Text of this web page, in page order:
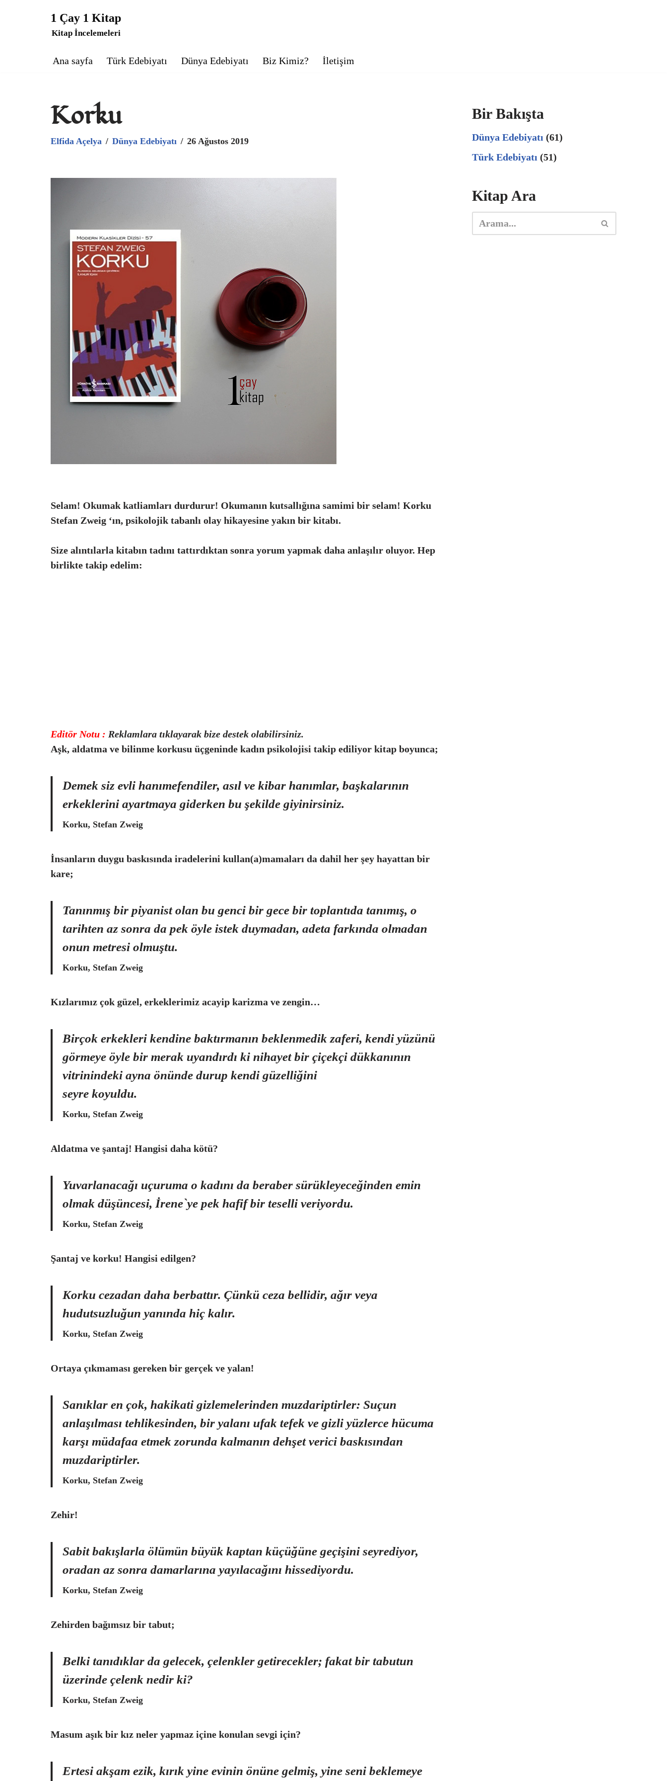
1 Çay 1 Kitap
Kitap İncelemeleri
Ana sayfa Türk Edebiyatı Dünya Edebiyatı Biz Kimiz? İletişim
Korku
Elfida Açelya Dünya Edebiyatı 26 Ağustos 2019
Selam! Okumak katliamları durdurur! Okumanın kutsallığına samimi bir selam! Korku
Stefan Zweig ‘ın, psikolojik tabanlı olay hikayesine yakın bir kitabı.
Size alıntılarla kitabın tadını tattırdıktan sonra yorum yapmak daha anlaşılır oluyor. Hep
birlikte takip edelim:
Editör Notu : Reklamlara tıklayarak bize destek olabilirsiniz.
Aşk, aldatma ve bilinme korkusu üçgeninde kadın psikolojisi takip ediliyor kitap boyunca;
Demek siz evli hanımefendiler, asıl ve kibar hanımlar, başkalarının
erkeklerini ayartmaya giderken bu şekilde giyinirsiniz.
Korku, Stefan Zweig
İnsanların duygu baskısında iradelerini kullan(a)mamaları da dahil her şey hayattan bir
kare;
Tanınmış bir piyanist olan bu genci bir gece bir toplantıda tanımış, o
tarihten az sonra da pek öyle istek duymadan, adeta farkında olmadan
onun metresi olmuştu.
Korku, Stefan Zweig
Kızlarımız çok güzel, erkeklerimiz acayip karizma ve zengin…
Birçok erkekleri kendine baktırmanın beklenmedik zaferi, kendi yüzünü
görmeye öyle bir merak uyandırdı ki nihayet bir çiçekçi dükkanının
vitrinindeki ayna önünde durup kendi güzelliğini
seyre koyuldu.
Korku, Stefan Zweig
Aldatma ve şantaj! Hangisi daha kötü?
Yuvarlanacağı uçuruma o kadını da beraber sürükleyeceğinden emin
olmak düşüncesi, İrene`ye pek hafif bir teselli veriyordu.
Korku, Stefan Zweig
Şantaj ve korku! Hangisi edilgen?
Korku cezadan daha berbattır. Çünkü ceza bellidir, ağır veya
hudutsuzluğun yanında hiç kalır.
Korku, Stefan Zweig
Ortaya çıkmaması gereken bir gerçek ve yalan!
Sanıklar en çok, hakikati gizlemelerinden muzdariptirler: Suçun
anlaşılması tehlikesinden, bir yalanı ufak tefek ve gizli yüzlerce hücuma
karşı müdafaa etmek zorunda kalmanın dehşet verici baskısından
muzdariptirler.
Korku, Stefan Zweig
Zehir!
Sabit bakışlarla ölümün büyük kaptan küçüğüne geçişini seyrediyor,
oradan az sonra damarlarına yayılacağını hissediyordu.
Korku, Stefan Zweig
Zehirden bağımsız bir tabut;
Belki tanıdıklar da gelecek, çelenkler getirecekler; fakat bir tabutun
üzerinde çelenk nedir ki?
Korku, Stefan Zweig
Masum aşık bir kız neler yapmaz içine konulan sevgi için?
Ertesi akşam ezik, kırık yine evinin önüne gelmiş, yine seni beklemeye
Bir Bakışta
Dünya Edebiyatı (61)
Türk Edebiyatı (51)
Kitap Ara